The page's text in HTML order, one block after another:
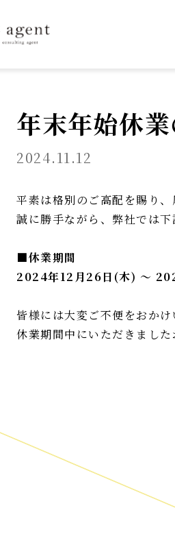
年末年始休
2024.11.12
平素は格別のご高配を賜り、
誠に勝手ながら、弊社では
■休業期間
2024年12月26日(木) ～
皆様には大変ご不便をおか
休業期間中にいただきまし